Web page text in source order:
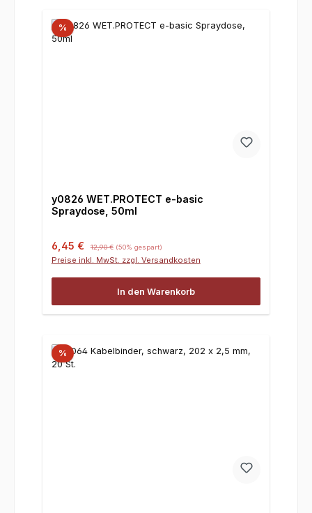
%
y0826 WET.PROTECT e-basic
Spraydose, 50ml
Verkaufspreis:
6,45 € Regulärer Preis:
12,90 € (50% gespart)
Preise inkl. MwSt. zzgl. Versandkosten
In den Warenkorb
%